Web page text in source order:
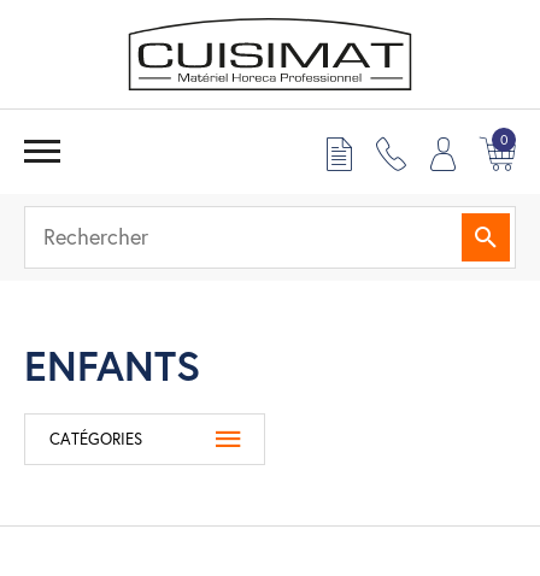
0
ENFANTS
CATÉGORIES